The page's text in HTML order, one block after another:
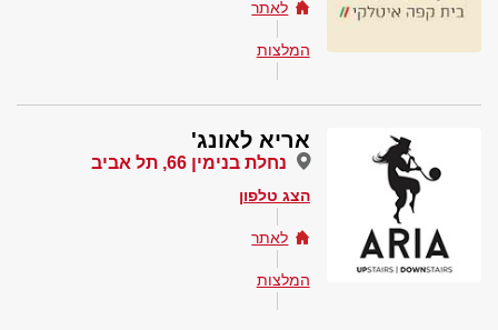
לאתר
המלצות
אריא לאונג'
נחלת בנימין 66, תל אביב
הצג טלפון
לאתר
המלצות